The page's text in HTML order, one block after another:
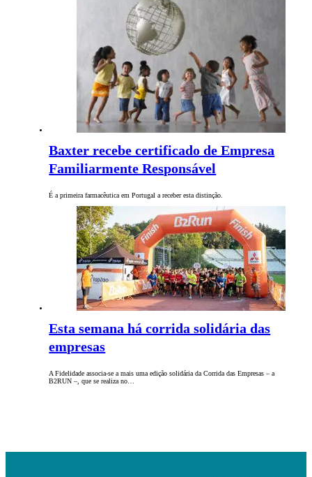
Baxter recebe certificado de Empresa
Familiarmente Responsável
É a primeira farmacêutica em Portugal a receber esta distinção.
Esta semana há corrida solidária das
empresas
A Fidelidade associa-se a mais uma edição solidária da Corrida das Empresas – a
B2RUN –, que se realiza no…